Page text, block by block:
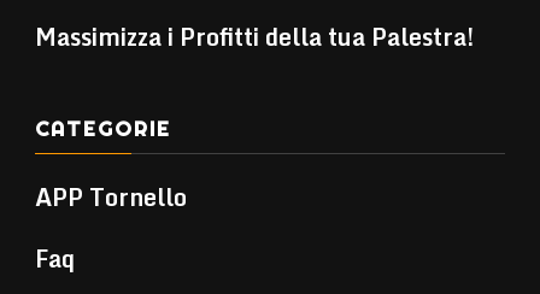
Massimizza i Profitti della tua Palestra!
CATEGORIE
APP Tornello
Faq